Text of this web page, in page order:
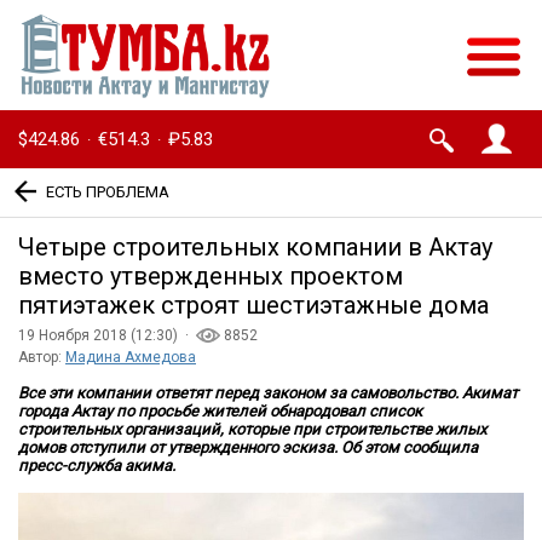
$424.86 · €514.3 · ₽5.83
ЕСТЬ ПРОБЛЕМА
Четыре строительных компании в Актау
вместо утвержденных проектом
пятиэтажек строят шестиэтажные дома
19 Ноября 2018 (12:30) ·
8852
Автор: Мадина Ахмедова
Все эти компании ответят перед законом за самовольство. Акимат
города Актау по просьбе жителей обнародовал список
строительных организаций, которые при строительстве жилых
домов отступили от утвержденного эскиза. Об этом сообщила
пресс-служба акима.